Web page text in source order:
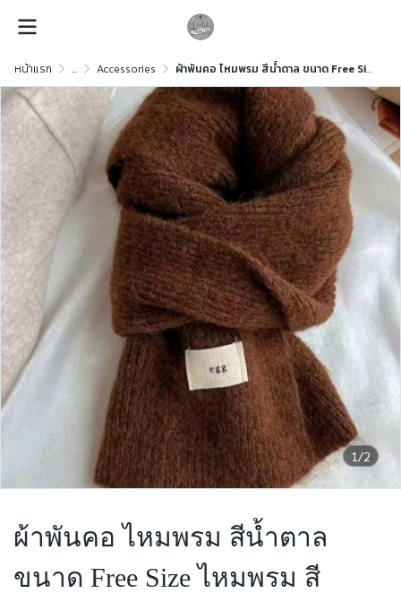
หน้าแรก ... Accessories ผ้าพันคอ ไหมพรม สีน้ำตาล ขนาด Free Size ไหมพรม สีน้ำตาล ขนาด Free Size
1/2
ผ้าพันคอ ไหมพรม สีน้ำตาล
ขนาด Free Size ไหมพรม สี